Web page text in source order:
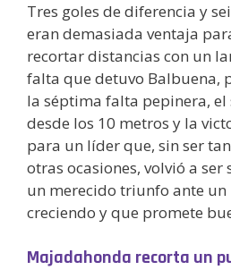
Tres goles de diferencia y
eran demasiada ventaja
recortar distancias con un
falta que detuvo Balbuena,
la séptima falta pepinera, el
desde los 10 metros y la
para un líder que, sin ser
otras ocasiones, volvió a
un merecido triunfo ante un
creciendo y que promete
Majadahonda recorta un